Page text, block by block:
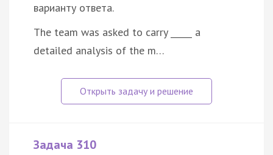
варианту ответа.
The team was asked to carry _____ a
detailed analysis of the m…
Задача 310